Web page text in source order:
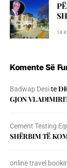
14
Komente Së
Badwap Desite
GJON
Cement Testing
SHЁRBIM TЁ
online travel